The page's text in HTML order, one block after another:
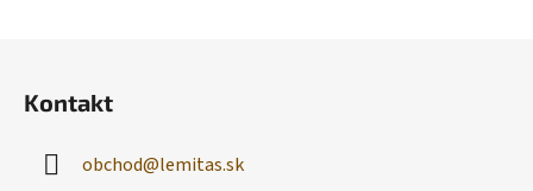
Kontakt
obchod@lemitas.sk